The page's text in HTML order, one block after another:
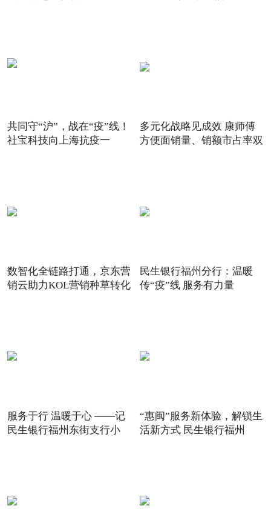
共同守“沪”，战在“疫”线！
社宝科技向上海抗疫一
多元化战略见成效 康师傅
方便面销量、销额市占率双
数智化全链路打通，京东营
销云助力KOL营销种草转化
民生银行福州分行：温暖
传“疫”线 服务有力量
服务于行 温暖于心 ——记
民生银行福州东街支行小
“惠闽”服务新体验，解锁生
活新方式 民生银行福州